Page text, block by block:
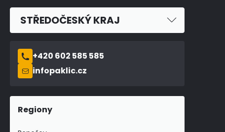
STŘEDOČESKÝ KRAJ
+420 602 585 585
infopaklic.cz
Regiony